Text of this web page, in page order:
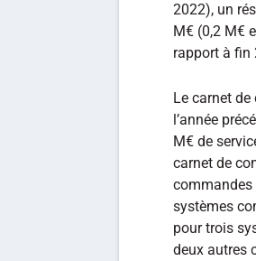
2022), un
M€ (0,2 M€
rapport à fin
Le carnet
l’année
M€ de
carnet de
commandes
systèmes
pour trois
deux autres